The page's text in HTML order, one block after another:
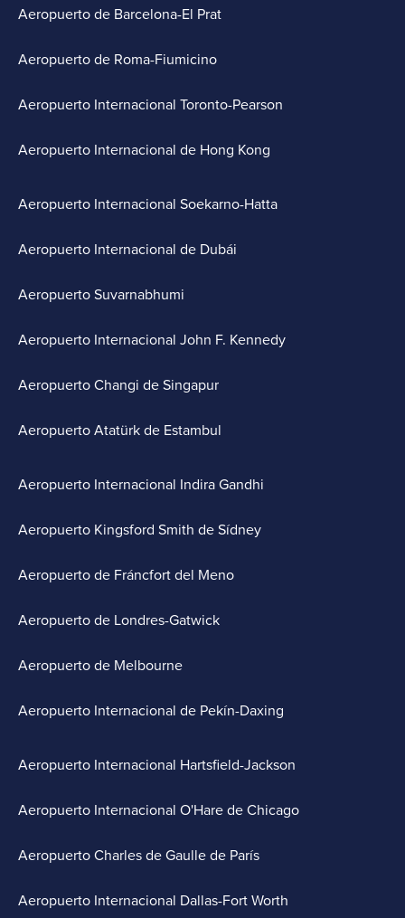
Aeropuerto de Barcelona-El Prat
Aeropuerto de Roma-Fiumicino
Aeropuerto Internacional Toronto-Pearson
Aeropuerto Internacional de Hong Kong
Aeropuerto Internacional Soekarno-Hatta
Aeropuerto Internacional de Dubái
Aeropuerto Suvarnabhumi
Aeropuerto Internacional John F. Kennedy
Aeropuerto Changi de Singapur
Aeropuerto Atatürk de Estambul
Aeropuerto Internacional Indira Gandhi
Aeropuerto Kingsford Smith de Sídney
Aeropuerto de Fráncfort del Meno
Aeropuerto de Londres-Gatwick
Aeropuerto de Melbourne
Aeropuerto Internacional de Pekín-Daxing
Aeropuerto Internacional Hartsfield-Jackson
Aeropuerto Internacional O'Hare de Chicago
Aeropuerto Charles de Gaulle de París
Aeropuerto Internacional Dallas-Fort Worth